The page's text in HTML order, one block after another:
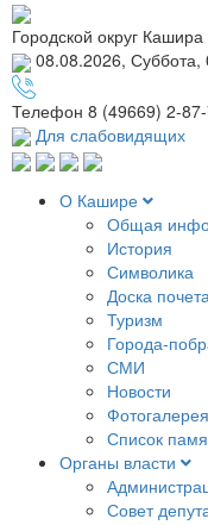
Городской округ Кашира
08.08.2026, Суббота,
Телефон 8 (49669) 2-
Для слабовидящих
О Кашире
Общая
История
Символика
Доска почета
Туризм
Города-
СМИ
Новости
Фотогалерея
Список
Органы власти
Совет